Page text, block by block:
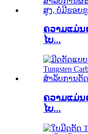
ຄວາມແມ່ນ
ໄບ...
ຄວາມແມ່ນ
ໄບ...